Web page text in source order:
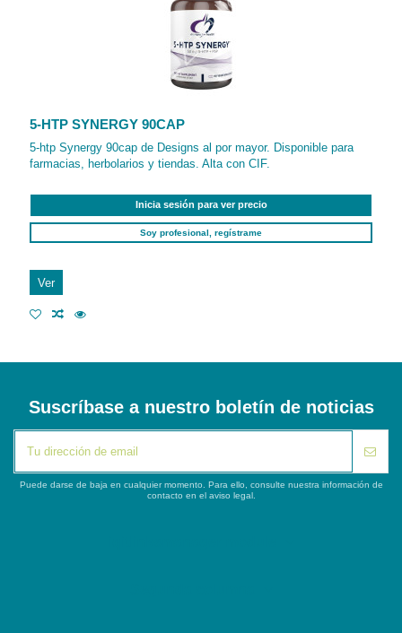
5-HTP SYNERGY 90CAP
5-htp Synergy 90cap de Designs al por mayor. Disponible para
farmacias, herbolarios y tiendas. Alta con CIF.
Inicia sesión para ver precio
Soy profesional, regístrame
Ver
Suscríbase a nuestro boletín de noticias
Puede darse de baja en cualquier momento. Para ello, consulte nuestra información de
contacto en el aviso legal.